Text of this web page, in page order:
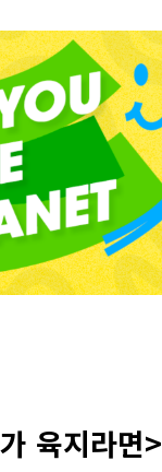
육지라면>